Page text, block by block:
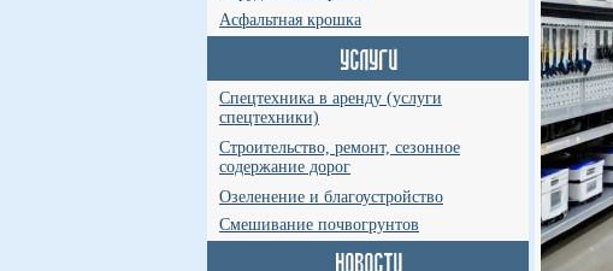
Асфальтная крошка
Спецтехника в аренду (услуги
спецтехники)
Строительство, ремонт, сезонное
содержание дорог
Озеленение и благоустройство
Смешивание почвогрунтов